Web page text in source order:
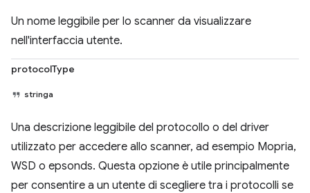
Un nome leggibile per lo scanner da visualizzare
nell'interfaccia utente.
protocolType
stringa
Una descrizione leggibile del protocollo o del driver
utilizzato per accedere allo scanner, ad esempio Mopria,
WSD o epsonds. Questa opzione è utile principalmente
per consentire a un utente di scegliere tra i protocolli se